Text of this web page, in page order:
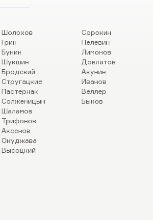
Шолохов
Грин
Бунин
Шукшин
Бродский
Стругацкие
Пастернак
Солженицын
Шаламов
Трифонов
Аксенов
Окуджава
Высоцкий
Сорокин
Пелевин
Лимонов
Довлатов
Акунин
Иванов
Веллер
Быков